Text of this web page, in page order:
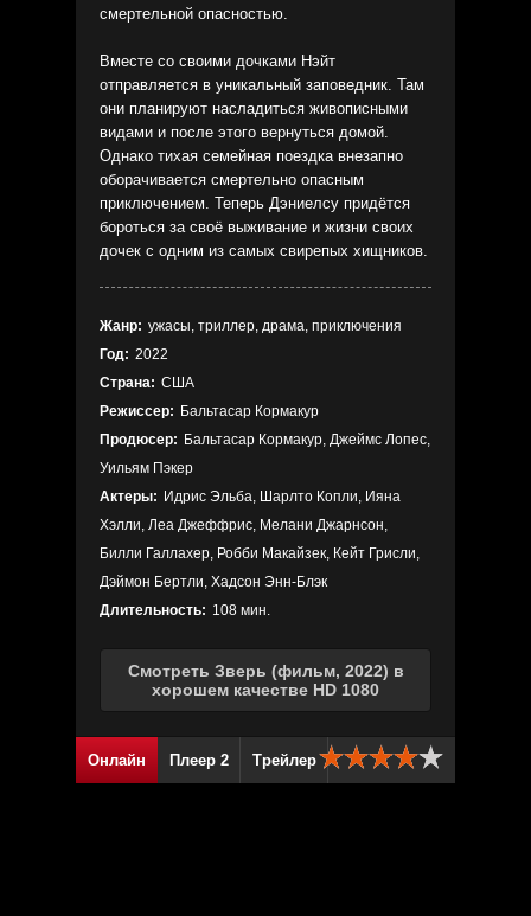
смертельной опасностью.
Вместе со своими дочками Нэйт
отправляется в уникальный заповедник. Там
они планируют насладиться живописными
видами и после этого вернуться домой.
Однако тихая семейная поездка внезапно
оборачивается смертельно опасным
приключением. Теперь Дэниелсу придётся
бороться за своё выживание и жизни своих
дочек с одним из самых свирепых хищников.
Жанр: ужасы, триллер, драма, приключения
Год: 2022
Страна: США
Режиссер: Бальтасар Кормакур
Продюсер: Бальтасар Кормакур, Джеймс Лопес,
Уильям Пэкер
Актеры: Идрис Эльба, Шарлто Копли, Ияна
Хэлли, Леа Джеффрис, Мелани Джарнсон,
Билли Галлахер, Робби Макайзек, Кейт Грисли,
Дэймон Бертли, Хадсон Энн-Блэк
Длительность: 108 мин.
Смотреть Зверь (фильм, 2022) в
хорошем качестве HD 1080
Онлайн Плеер 2 Трейлер